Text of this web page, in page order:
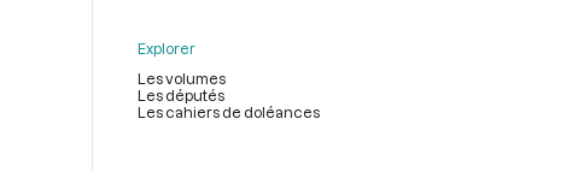
Explorer
Les volumes
Les députés
Les cahiers de doléances